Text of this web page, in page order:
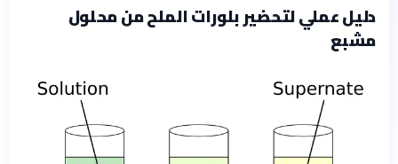
دليل عملي لتحضير بلورات الملح من محلول
مشبع